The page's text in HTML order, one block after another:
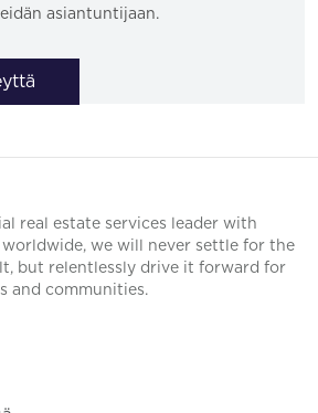
asiantuntijaan.
real estate services leader with
we will never settle for the
but relentlessly drive it forward for
and communities.